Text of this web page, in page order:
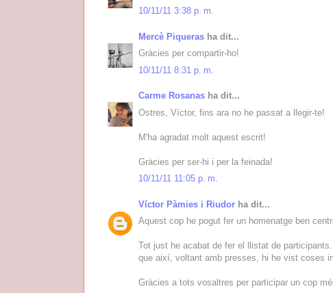
10/11/11 3:38 p. m.
Mercè Piqueras ha dit...
Gràcies per compartir-ho!
10/11/11 8:31 p. m.
Carme Rosanas ha dit...
Ostres, Víctor, fins ara no he passat a llegir-te!
M'ha agradat molt aquest escrit!
Gràcies per ser-hi i per la feinada!
10/11/11 11:05 p. m.
Víctor Pàmies i Riudor ha dit...
Aquest cop he pogut fer un homenatge ben
Tot just he acabat de fer el llistat de
que així, voltant amb presses, hi he vist coses
Gràcies a tots vosaltres per participar un cop